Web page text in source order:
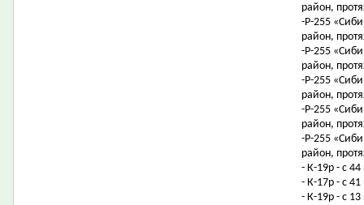
район,
-Р-255
район,
-Р-255
район,
-Р-255
район,
-Р-255
район,
-Р-255
район,
- К-19р - с
- К-17р - с
- К-19р - с